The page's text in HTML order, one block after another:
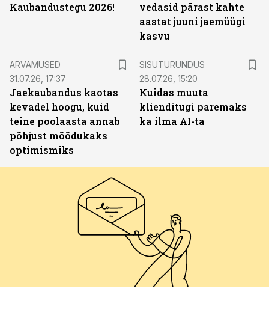
Kaubandustegu 2026!
vedasid pärast kahte
aastat juuni jaemüügi
kasvu
ARVAMUSED
31.07.26, 17:37
Jaekaubandus kaotas
kevadel hoogu, kuid
teine poolaasta annab
põhjust mõõdukaks
optimismiks
SISUTURUNDUS
28.07.26, 15:20
Kuidas muuta
klienditugi paremaks
ka ilma AI-ta